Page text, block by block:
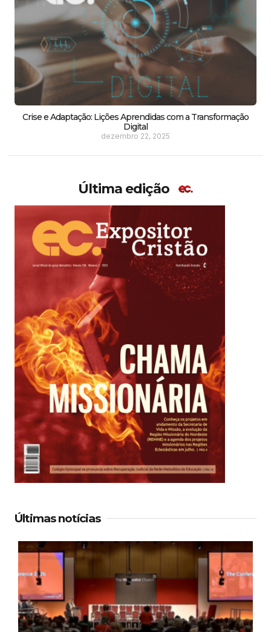
Crise e Adaptação: Lições Aprendidas com a Transformação
Digital
dezembro 22, 2025
Última edição
Últimas notícias